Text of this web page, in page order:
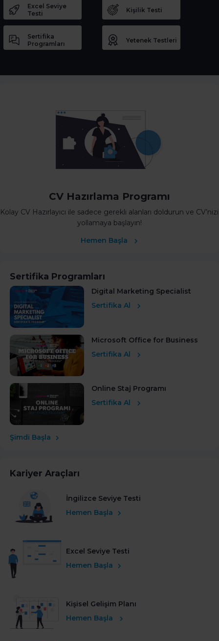
Excel Seviye
Testi
Kişilik Testi
Sertifika
Programları
Yetenek Testleri
CV Hazırlama Programı
Kolay CV Hazırlayıcı ile sadece gerekli alanları doldurun ve CV’nizi
yollamaya başlayın!
Hemen Başla
Sertifika Programları
Digital Marketing Specialist
Sertifika Al
Microsoft Office for Business
Sertifika Al
Online Staj Programı
Sertifika Al
Şimdi Başla
Kariyer Araçları
İngilizce Seviye Testi
Hemen Başla
Excel Seviye Testi
Hemen Başla
Kişisel Gelişim Planı
Hemen Başla